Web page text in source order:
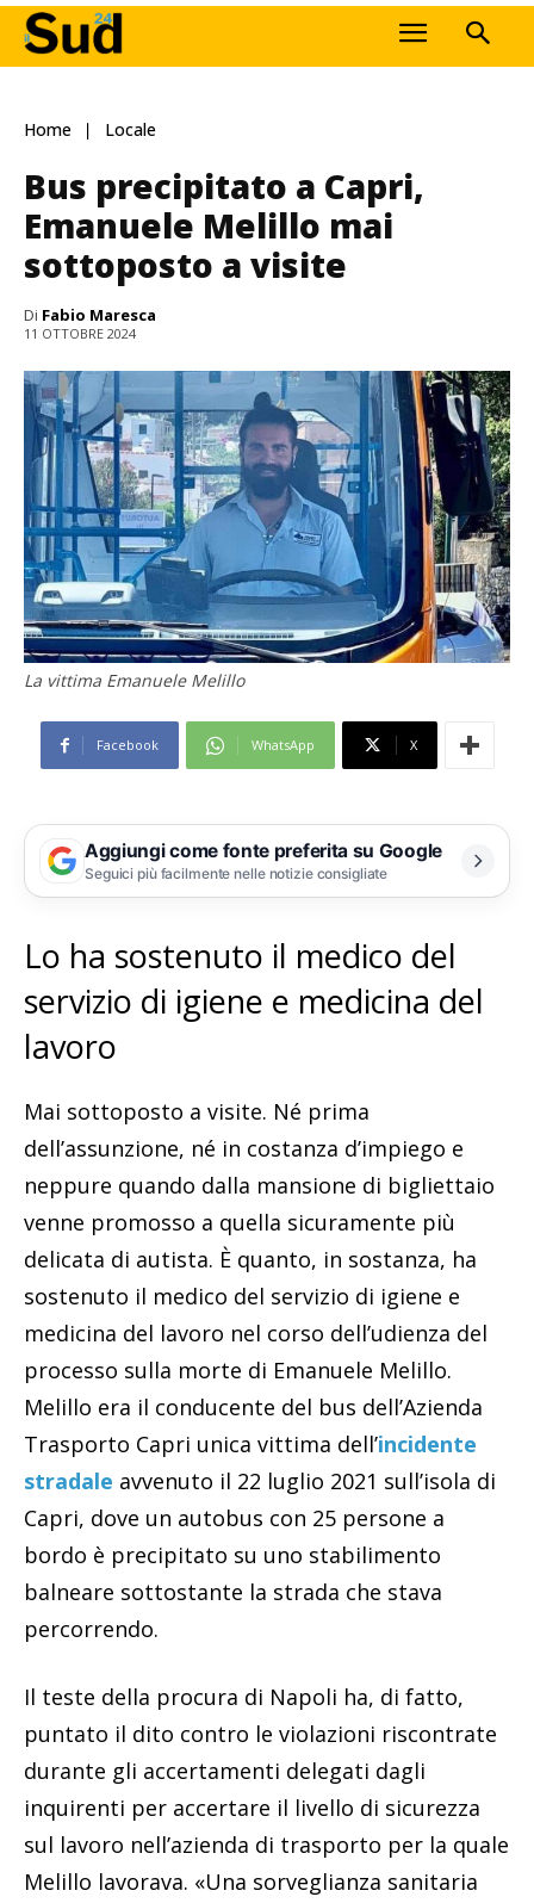
Home Locale
Bus precipitato a Capri,
Emanuele Melillo mai
sottoposto a visite
Di Fabio Maresca
11 OTTOBRE 2024
La vittima Emanuele Melillo
Facebook WhatsApp X
Aggiungi come fonte preferita su Google
Seguici più facilmente nelle notizie consigliate
Lo ha sostenuto il medico del
servizio di igiene e medicina del
lavoro
Mai sottoposto a visite. Né prima
dell’assunzione, né in costanza d’impiego e
neppure quando dalla mansione di bigliettaio
venne promosso a quella sicuramente più
delicata di autista. È quanto, in sostanza, ha
sostenuto il medico del servizio di igiene e
medicina del lavoro nel corso dell’udienza del
processo sulla morte di Emanuele Melillo.
Melillo era il conducente del bus dell’Azienda
Trasporto Capri unica vittima dell’incidente
stradale avvenuto il 22 luglio 2021 sull’isola di
Capri, dove un autobus con 25 persone a
bordo è precipitato su uno stabilimento
balneare sottostante la strada che stava
percorrendo.
Il teste della procura di Napoli ha, di fatto,
puntato il dito contro le violazioni riscontrate
durante gli accertamenti delegati dagli
inquirenti per accertare il livello di sicurezza
sul lavoro nell’azienda di trasporto per la quale
Melillo lavorava. «Una sorveglianza sanitaria